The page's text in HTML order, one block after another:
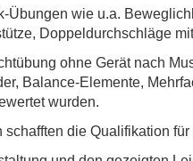
Übungen wie u.a.
Doppeldurchschläge
ohne Gerät nach
Balance-Elemente,
wurden.
schafften die Qualifikation